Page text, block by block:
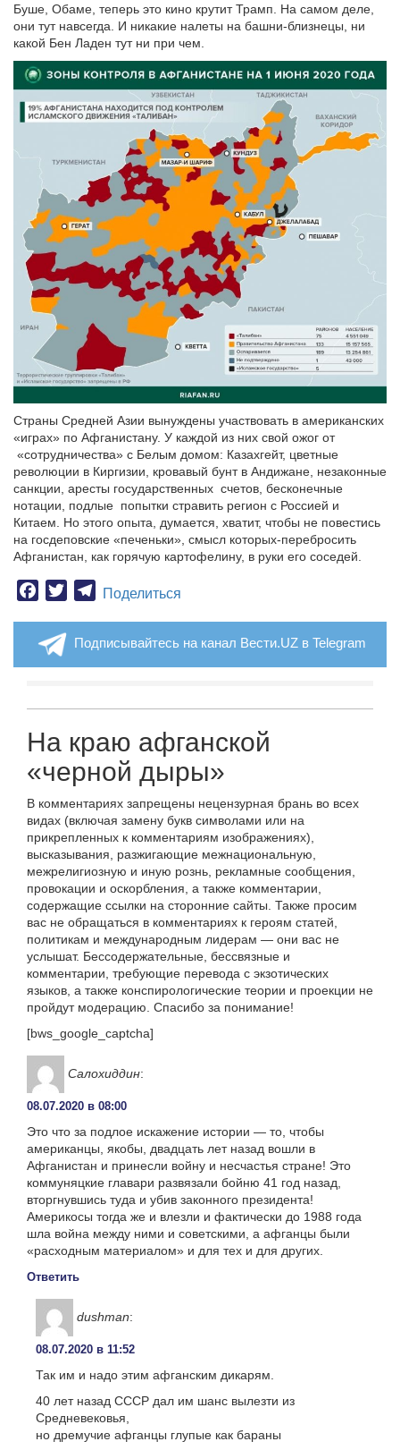
Буше, Обаме, теперь это кино крутит Трамп. На самом деле,
они тут навсегда. И никакие налеты на башни-близнецы, ни
какой Бен Ладен тут ни при чем.
Страны Средней Азии вынуждены участвовать в американских
«играх» по Афганистану. У каждой из них свой ожог от
«сотрудничества» с Белым домом: Казахгейт, цветные
революции в Киргизии, кровавый бунт в Андижане, незаконные
санкции, аресты государственных счетов, бесконечные
нотации, подлые попытки стравить регион с Россией и
Китаем. Но этого опыта, думается, хватит, чтобы не повестись
на госдеповские «печеньки», смысл которых-перебросить
Афганистан, как горячую картофелину, в руки его соседей.
Facebook
TwitterTelegram
Поделиться
Подписывайтесь на канал Вести.UZ в Telegram
На краю афганской
«черной дыры»
В комментариях запрещены нецензурная брань во всех
видах (включая замену букв символами или на
прикрепленных к комментариям изображениях),
высказывания, разжигающие межнациональную,
межрелигиозную и иную рознь, рекламные сообщения,
провокации и оскорбления, а также комментарии,
содержащие ссылки на сторонние сайты. Также просим
вас не обращаться в комментариях к героям статей,
политикам и международным лидерам — они вас не
услышат. Бессодержательные, бессвязные и
комментарии, требующие перевода с экзотических
языков, а также конспирологические теории и проекции не
пройдут модерацию. Спасибо за понимание!
[bws_google_captcha]
Салохиддин:
08.07.2020 в 08:00
Это что за подлое искажение истории — то, чтобы
американцы, якобы, двадцать лет назад вошли в
Афганистан и принесли войну и несчастья стране! Это
коммуняцкие главари развязали бойню 41 год назад,
вторгнувшись туда и убив законного президента!
Америкосы тогда же и влезли и фактически до 1988 года
шла война между ними и советскими, а афганцы были
«расходным материалом» и для тех и для других.
Ответить
dushman:
08.07.2020 в 11:52
Так им и надо этим афганским дикарям.
40 лет назад СССР дал им шанс вылезти из
Средневековья,
но дремучие афганцы глупые как бараны